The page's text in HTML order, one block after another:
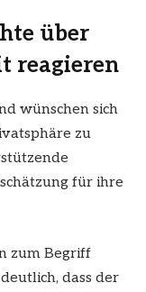
über
reagieren
wünschen sich
zu
für ihre
zum Begriff
dass der